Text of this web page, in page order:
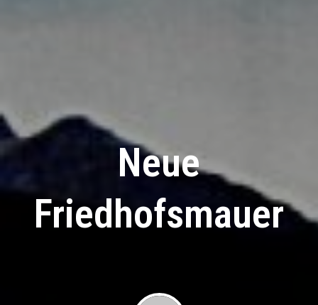
Neue
Friedhofsmauer